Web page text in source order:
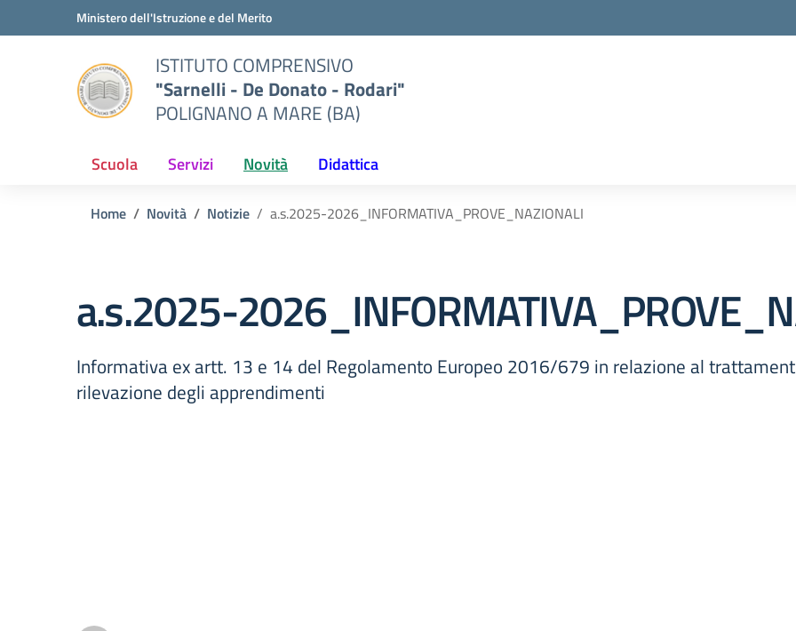
Vai ai contenuti
Vai al menu di navigazioneMinistero dell'Istruzione e del Merito
ISTITUTO COMPRENSIVO
"Sarnelli - De Donato - Rodari"
POLIGNANO A MARE (BA)
Scuola Servizi Novità Didattica
Home Novità Notizie a.s.2025-2026_INFORMATIVA_PROVE_NAZIONALI
a.s.2025-
Informativa ex artt. 13 e 14 del Regolamento Europeo 2016/679 in relazione al
rilevazione degli apprendimenti